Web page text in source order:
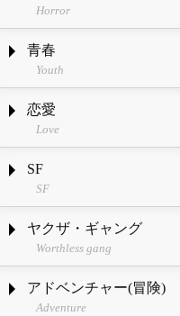
Horror
青春
Youth
恋愛
Love
SF
SF
ヤクザ・ギャング
Worthless gang
アドベンチャー(冒険)
Adventure